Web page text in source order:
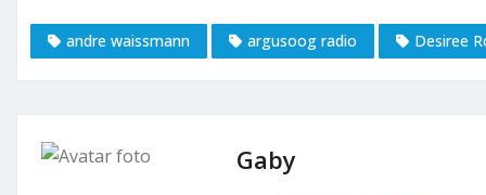
andre waissmann argusoog radio Desiree
Gaby